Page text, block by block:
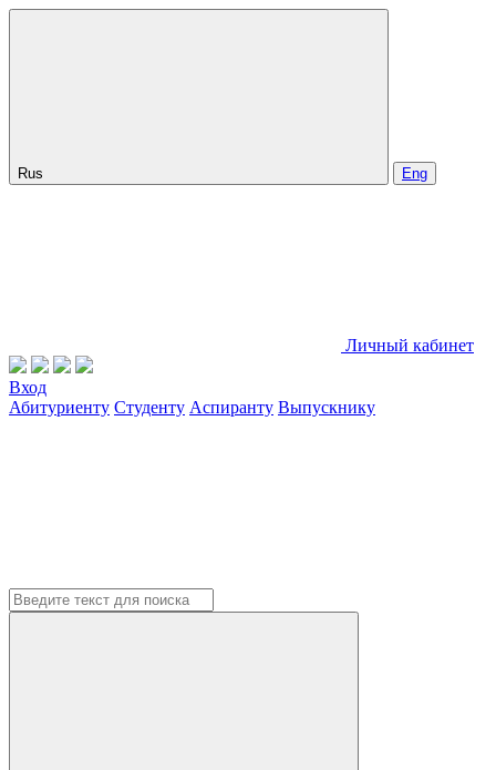
Rus Eng
Личный кабинет
Вход
Абитуриенту Студенту Аспиранту Выпускнику